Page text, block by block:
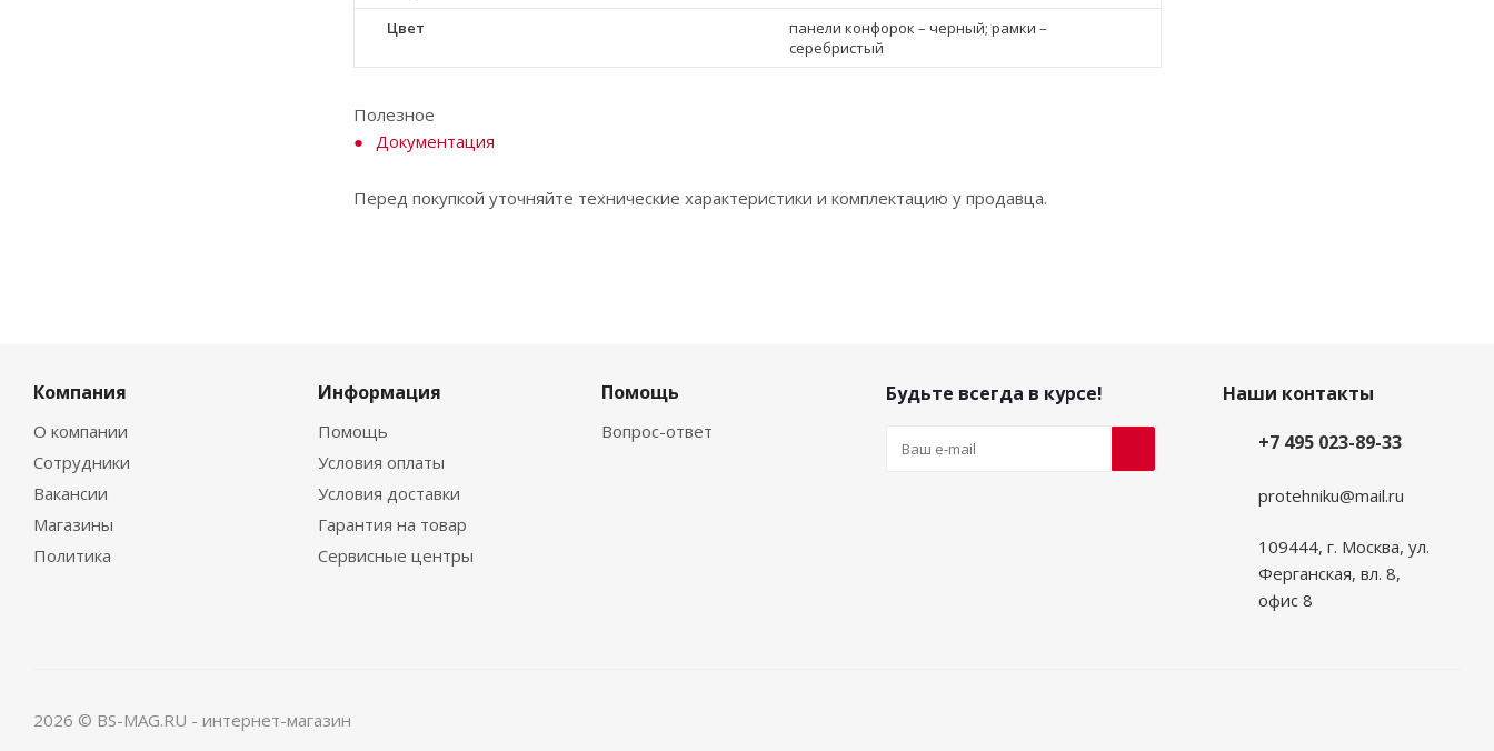
Цвет
панели конфорок – черный; рамки –
серебристый
Полезное
Документация
Перед покупкой уточняйте технические характеристики и комплектацию у продавца.
Компания
О компании
Сотрудники
Вакансии
Магазины
Политика
Информация
Помощь
Условия оплаты
Условия доставки
Гарантия на товар
Сервисные центры
Помощь
Вопрос-ответ
Будьте всегда в курсе!
Наши контакты
+7 495 023-89-33
protehniku@mail.ru
109444, г. Москва, ул.
Ферганская, вл. 8,
офис 8
2026 © BS-MAG.RU - интернет-магазин